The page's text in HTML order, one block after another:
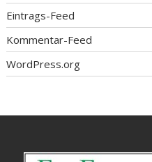
Eintrags-Feed
Kommentar-Feed
WordPress.org